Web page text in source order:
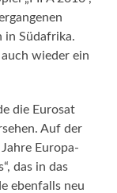
in Südafrika.
wieder ein
die Eurosat
Auf der
Europa-
das in das
ebenfalls neu